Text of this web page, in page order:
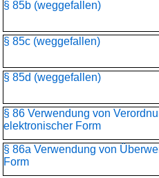
§ 85b (weggefallen)
§ 85c (weggefallen)
§ 85d (weggefallen)
§ 86 Verwendung von
elektronischer Form
§ 86a Verwendung von
Form